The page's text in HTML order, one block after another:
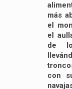
más
el
el
de
con